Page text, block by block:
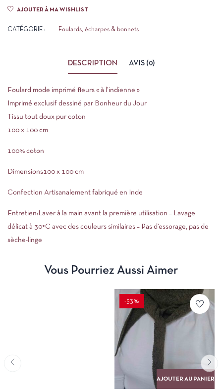
AJOUTER À MA WISHLIST
CATÉGORIE : Foulards, écharpes & bonnets
DESCRIPTION AVIS (0)
Foulard mode imprimé fleurs « à l’indienne »
Imprimé exclusif dessiné par Bonheur du Jour
Tissu tout doux pur coton
100 x 100 cm
100% coton
Dimensions100 x 100 cm
Confection Artisanalement fabriqué en Inde
Entretien:Laver à la main avant la première utilisation – Lavage
délicat à 30°C avec des couleurs similaires – Pas d’essorage, pas de
sèche-linge
Vous Pourriez Aussi Aimer
-53%
AJOUTER AU PANIER